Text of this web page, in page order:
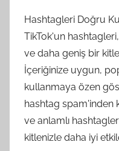
Hashtagleri Doğru
TikTok'un
ve daha geniş bir
İçeriğinize uygun,
kullanmaya özen
hashtag spam'inden
ve anlamlı
kitlenizle daha iyi